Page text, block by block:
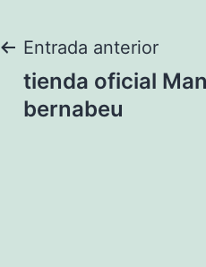
de
Entrada anterior
tienda oficial
bernabeu